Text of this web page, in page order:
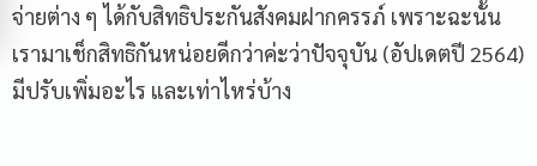
จ่ายต่าง ๆ ได้กับสิทธิประกันสังคมฝากครรภ์ เพราะฉะนั้น
เรามาเช็กสิทธิกันหน่อยดีกว่าค่ะว่าปัจจุบัน (อัปเดตปี 2564)
มีปรับเพิ่มอะไร และเท่าไหร่บ้าง